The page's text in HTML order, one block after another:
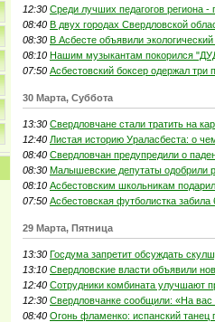
12:30 Среди лучших педагогов региона -
08:40 В двух городах Свердловской
08:30 В Асбесте объявили экологический
08:10 Нашим музыкантам покорился
07:50 Асбестовский боксер одержал три
30 Марта, Суббота
13:30 Свердловчане стали тратить на
12:40 Листая историю Ураласбеста: о
08:40 Свердловчан предупредили о
08:30 Малышевские депутаты одобрили
08:10 Асбестовским школьникам
07:50 Асбестовская футболистка
29 Марта, Пятница
13:30 Госдума запретит обсуждать
13:10 Свердловские власти объявили
12:40 Сотрудники комбината улучшают
12:30 Свердловчанке сообщили: «На вас
08:40 Огонь фламенко: испанский